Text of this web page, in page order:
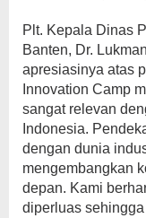
Plt. Kepala Dinas
Banten, Dr.
apresiasinya atas
Innovation Camp
sangat relevan
Indonesia.
dengan dunia
mengembangkan
depan. Kami
diperluas